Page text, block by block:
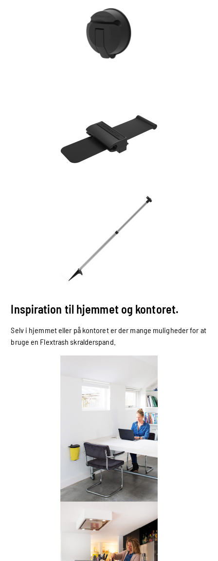
Inspiration til hjemmet og kontoret.
Selv i hjemmet eller på kontoret er der mange muligheder for at
bruge en Flextrash skralderspand.